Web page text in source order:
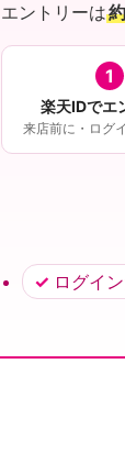
エントリーは
1
楽天IDでエ
来店前に・ログ
ログイ